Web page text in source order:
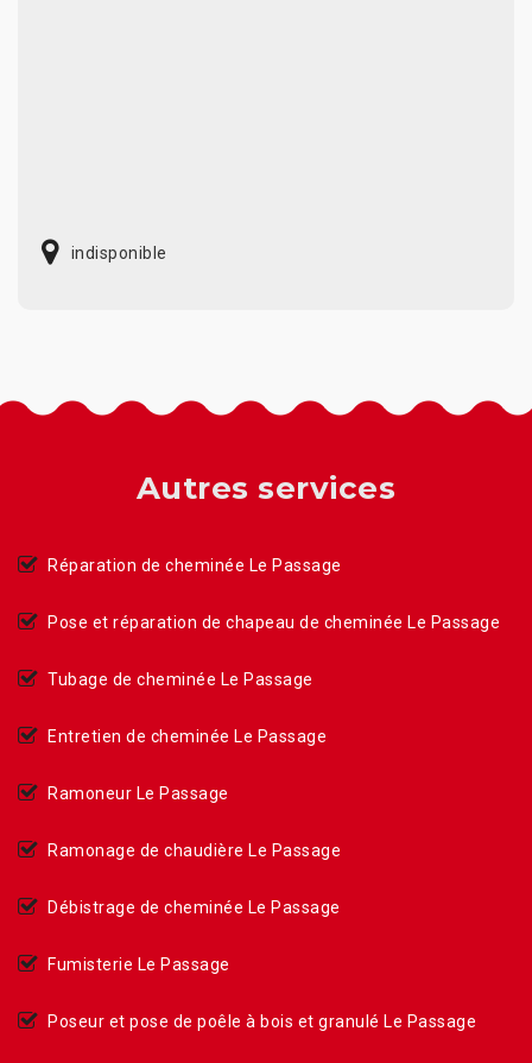
indisponible
Autres services
Réparation de cheminée Le Passage
Pose et réparation de chapeau de cheminée Le Passage
Tubage de cheminée Le Passage
Entretien de cheminée Le Passage
Ramoneur Le Passage
Ramonage de chaudière Le Passage
Débistrage de cheminée Le Passage
Fumisterie Le Passage
Poseur et pose de poêle à bois et granulé Le Passage